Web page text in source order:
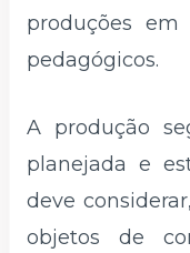
produções em
pedagógicos.
A produção
planejada e
deve
objetos de